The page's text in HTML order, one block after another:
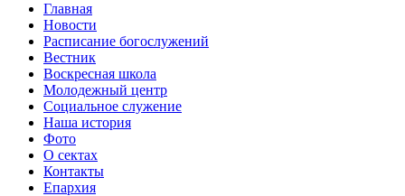
Главная
Новости
Расписание богослужений
Вестник
Воскресная школа
Молодежный центр
Социальное служение
Наша история
Фото
О сектах
Контакты
Епархия